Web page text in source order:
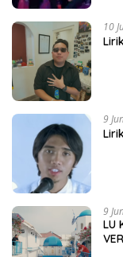
10
9
9
LU